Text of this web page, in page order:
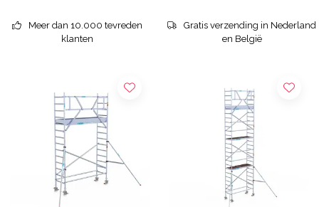
Meer dan 10.000 tevreden
klanten
Gratis verzending in Nederland
en België